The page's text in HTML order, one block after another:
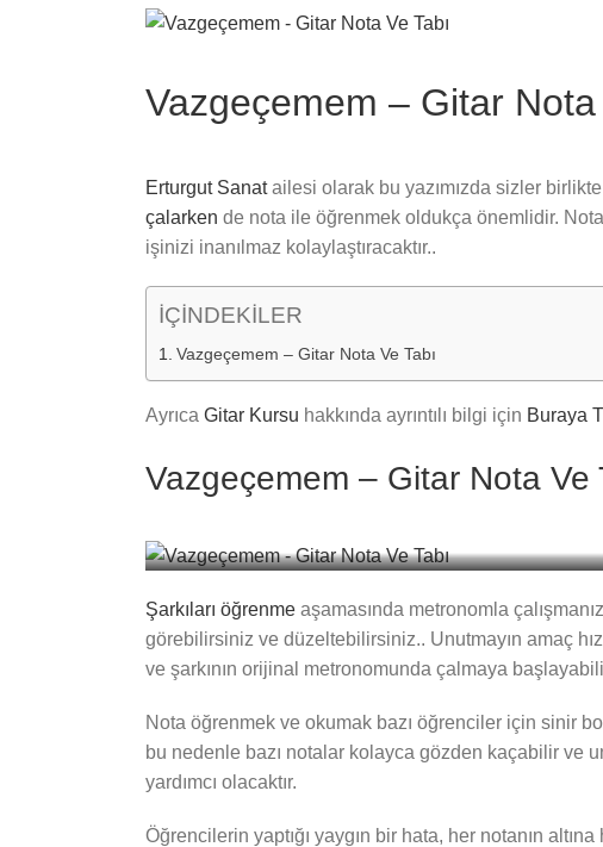
View
Vazgeçemem – Gitar Nota
Erturgut Sanatailesi olarak bu yazımızda sizler birlikte
çalarken de nota ile öğrenmek oldukça önemlidir.
işinizi inanılmaz kolaylaştıracaktır..
İÇİNDEKİLER
Vazgeçemem – Gitar Nota Ve Tabı
Ayrıca Gitar Kursu hakkında ayrıntılı bilgi için Buraya
Vazgeçemem – Gitar Nota Ve
Şarkıları öğrenme aşamasında metronomla
görebilirsiniz ve düzeltebilirsiniz.. Unutmayın amaç
ve şarkının orijinal metronomunda çalmaya
Nota öğrenmek ve okumak bazı öğrenciler için sinir
bu nedenle bazı notalar kolayca gözden kaçabilir ve
yardımcı olacaktır.
Öğrencilerin yaptığı yaygın bir hata, her notanın